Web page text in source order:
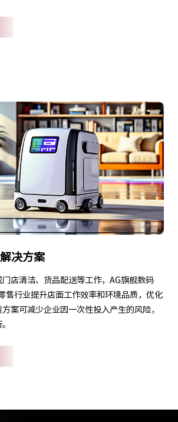
决方案
店清洁、货品配送等工作，AG旗舰数码
售行业提升店面工作效率和环境品质，优化
案可减少企业因一次性投入产生的风险，